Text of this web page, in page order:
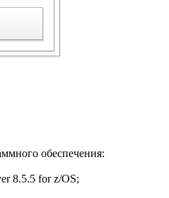
обеспечения:
8.5.5 for z/OS;